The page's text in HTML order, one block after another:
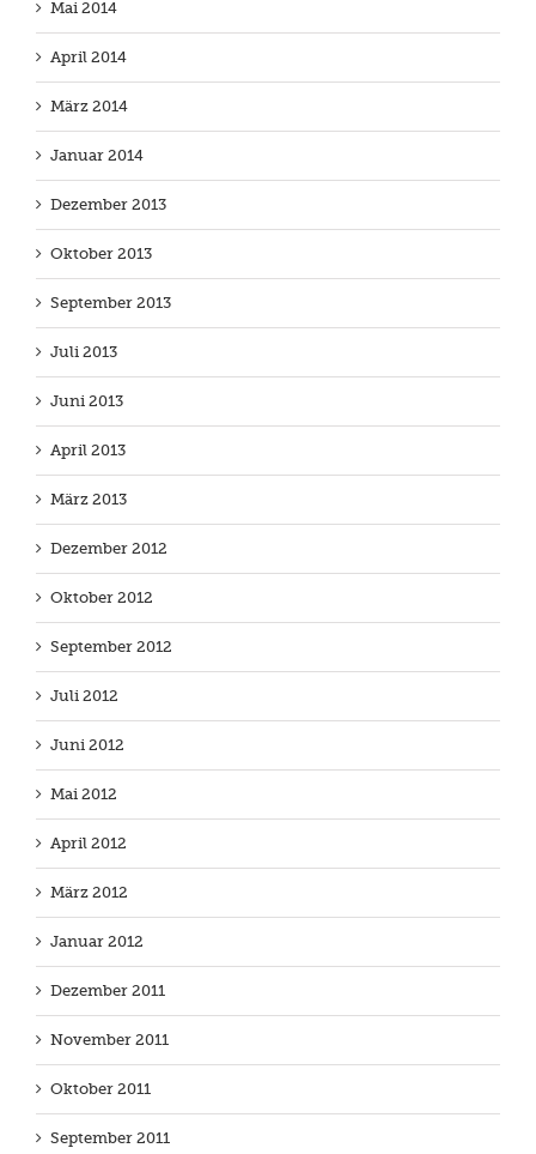
Mai 2014
April 2014
März 2014
Januar 2014
Dezember 2013
Oktober 2013
September 2013
Juli 2013
Juni 2013
April 2013
März 2013
Dezember 2012
Oktober 2012
September 2012
Juli 2012
Juni 2012
Mai 2012
April 2012
März 2012
Januar 2012
Dezember 2011
November 2011
Oktober 2011
September 2011